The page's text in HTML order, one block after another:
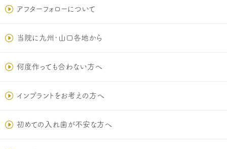
アフターフォローについて
当院に九州･山口各地から
何度作っても合わない方へ
インプラントをお考えの方へ
初めての入れ歯が不安な方へ